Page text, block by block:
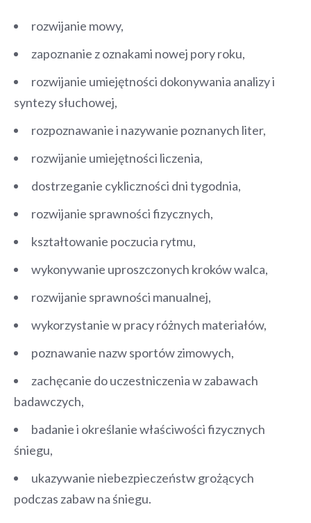
rozwijanie mowy,
zapoznanie z oznakami nowej pory roku,
rozwijanie umiejętności dokonywania analizy i
syntezy słuchowej,
rozpoznawanie i nazywanie poznanych liter,
rozwijanie umiejętności liczenia,
dostrzeganie cykliczności dni tygodnia,
rozwijanie sprawności fizycznych,
kształtowanie poczucia rytmu,
wykonywanie uproszczonych kroków walca,
rozwijanie sprawności manualnej,
wykorzystanie w pracy różnych materiałów,
poznawanie nazw sportów zimowych,
zachęcanie do uczestniczenia w zabawach
badawczych,
badanie i określanie właściwości fizycznych
śniegu,
ukazywanie niebezpieczeństw grożących
podczas zabaw na śniegu.